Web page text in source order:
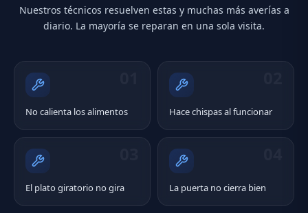
Nuestros técnicos resuelven estas y muchas más averías a
diario. La mayoría se reparan en una sola visita.
No calienta los alimentos Hace chispas al funcionar
El plato giratorio no gira La puerta no cierra bien